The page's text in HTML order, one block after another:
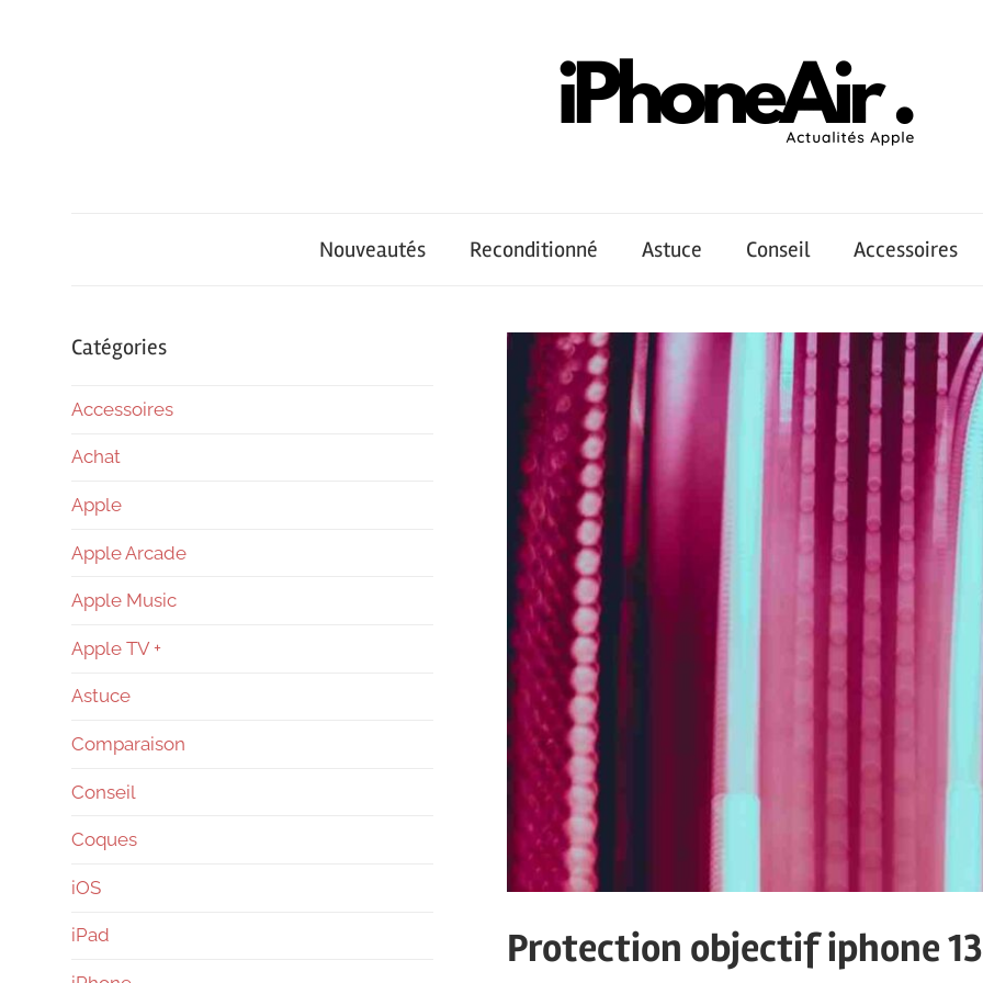
–
Achat
–
Reconditionné
–
News
Nouveautés Reconditionné Astuce Conseil Accessoires
Protection objectif iphone
Catégories
Accessoires
Achat
Apple
Apple Arcade
Apple Music
Apple TV +
Astuce
Comparaison
Conseil
Coques
iOS
iPad